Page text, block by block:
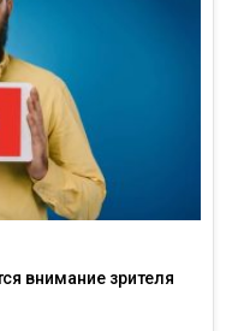
внимание зрителя